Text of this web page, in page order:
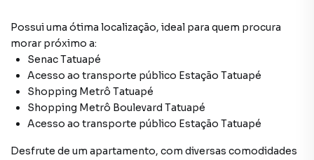
Possui uma ótima localização, ideal para quem procura
morar próximo a:
Senac Tatuapé
Acesso ao transporte público Estação Tatuapé
Shopping Metrô Tatuapé
Shopping Metrô Boulevard Tatuapé
Acesso ao transporte público Estação Tatuapé
Desfrute de um apartamento, com diversas comodidades